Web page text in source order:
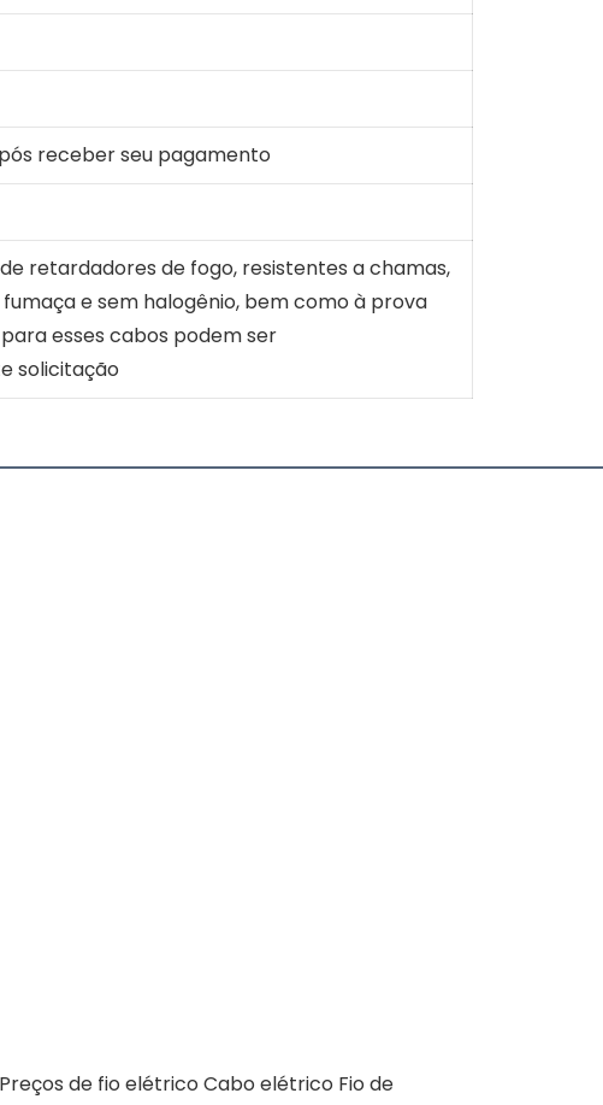
receber seu pagamento
retardadores de fogo, resistentes a chamas,
e sem halogênio, bem como à prova
esses cabos podem ser
solicitação